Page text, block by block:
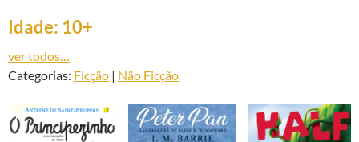
Idade: 10+
ver todos…
Categorias: Ficção | Não Ficção